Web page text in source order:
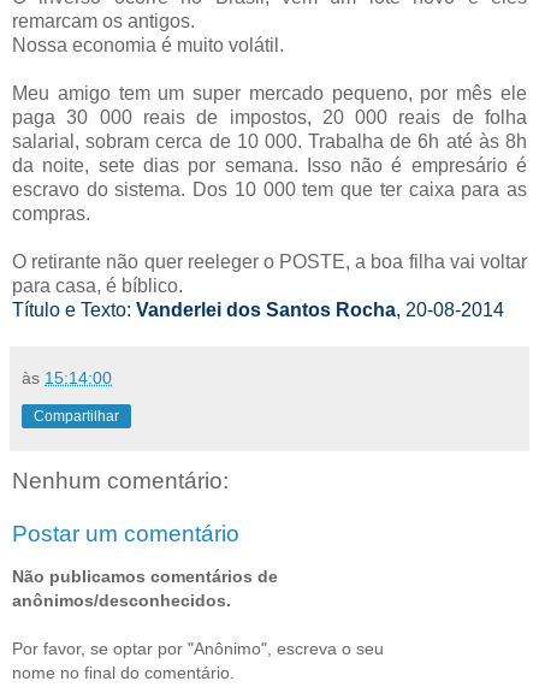
remarcam os antigos.
Nossa economia é muito volátil.
Meu amigo tem um super mercado pequeno, por mês ele
paga 30 000 reais de impostos, 20 000 reais de folha
salarial, sobram cerca de 10 000. Trabalha de 6h até às 8h
da noite, sete dias por semana. Isso não é empresário é
escravo do sistema. Dos 10 000 tem que ter caixa para as
compras.
O retirante não quer reeleger o POSTE, a boa filha vai voltar
para casa, é bíblico.
Título e Texto: Vanderlei dos Santos Rocha, 20-08-2014
às 15:14:00
Compartilhar
Nenhum comentário:
Postar um comentário
Não publicamos comentários de
anônimos/desconhecidos.
Por favor, se optar por "Anônimo", escreva o seu
nome no final do comentário.